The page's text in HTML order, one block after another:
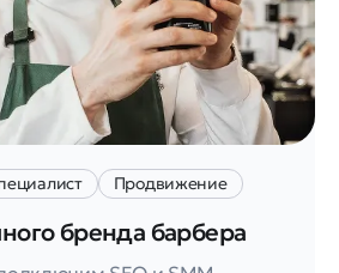
Продвижение
бренда барбера